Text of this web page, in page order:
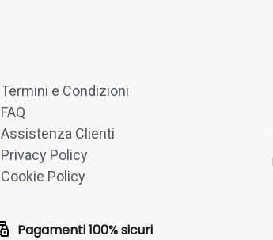
Termini e Condizioni
FAQ
Assistenza Clienti
Privacy Policy
Cookie Policy
Pagamenti 100% sicuri